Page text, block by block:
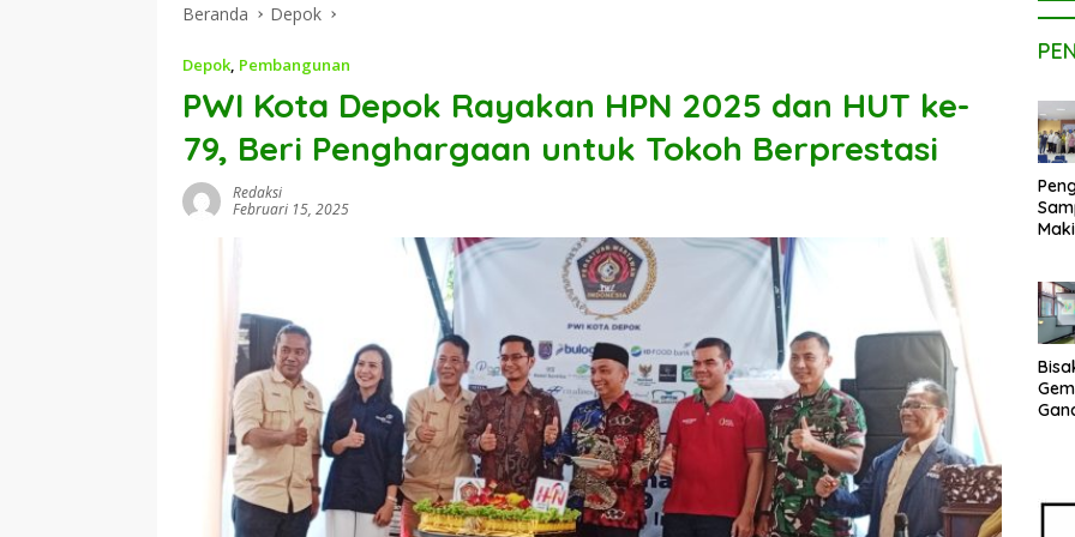
Beranda Depok
Depok, Pembangunan
PWI Kota Depok Rayakan HPN 2025 dan HUT ke-
79, Beri Penghargaan untuk Tokoh Berprestasi
Redaksi
Februari 15, 2025